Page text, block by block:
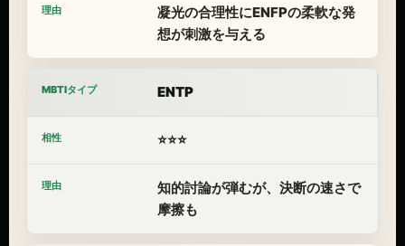
凝光の合理性にENFPの柔軟な発
想が刺激を与える
ENTP
⭐⭐⭐
知的討論が弾むが、決断の速さで
摩擦も